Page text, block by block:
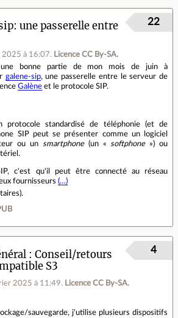
une passerelle entre
2025 à 16:07. Licence CC By‑SA.
22
une bonne partie de mon mois de juin à
galene-sip, une passerelle entre le serveur de
Galène et le protocole SIP.
protocole standardisé de téléphonie (et de
SIP peut se présenter comme un logiciel
ou un smartphone(un « softphone») ou
c'est qu'il peut être connecté au réseau
fournisseurs (…)
).
Conseil/retours
S3
2025 à 11:49. Licence CC By‑SA.
4
sauvegarde, j'utilise plusieurs dispositifs